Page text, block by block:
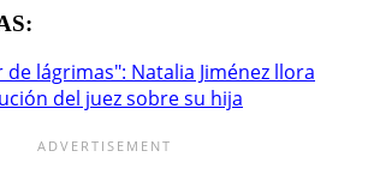
de lágrimas": Natalia Jiménez llora
del juez sobre su hija